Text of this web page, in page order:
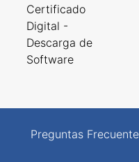
Certificado
Digital -
Descarga de
Software
Preguntas